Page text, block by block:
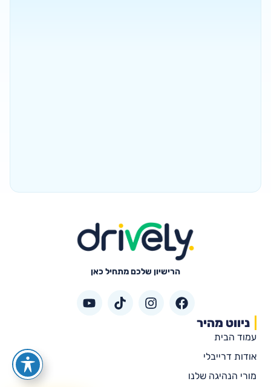
הרישיון שלכם מתחיל כאן
ניווט מהיר
עמוד הבית
אודות דרייבלי
מורי הנהיגה שלנו